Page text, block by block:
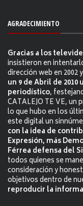
AGRADECIMIENTO
Gracias a los
insistieron en
dirección web en 2002
un 9 de Abril de
periodístico,
CATALEJO TE VE, un
lo que hubo en los
este digital un
con la idea de
Expresión, más
Férrea defensa del
todos quienes se
consideración y
objetivos dentro de
reproducir la